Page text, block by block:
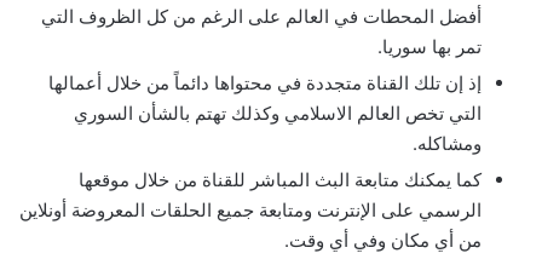
أفضل المحطات في العالم على الرغم من كل الظروف التي
تمر بها سوريا.
إذ إن تلك القناة متجددة في محتواها دائماً من خلال أعمالها
التي تخص العالم الاسلامي وكذلك تهتم بالشأن السوري
ومشاكله.
كما يمكنك متابعة البث المباشر للقناة من خلال موقعها
الرسمي على الإنترنت ومتابعة جميع الحلقات المعروضة أونلاين
من أي مكان وفي أي وقت.